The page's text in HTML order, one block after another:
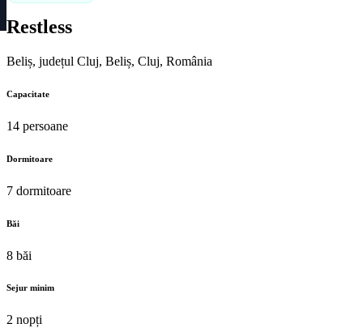
Restless
Beliș, județul Cluj, Beliș, Cluj, România
Capacitate
14 persoane
Dormitoare
7 dormitoare
Băi
8 băi
Sejur minim
2 nopți